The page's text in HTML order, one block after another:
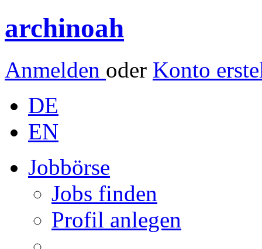
archinoah
Anmelden oder Konto
DE
EN
Jobbörse
Jobs finden
Profil anlegen